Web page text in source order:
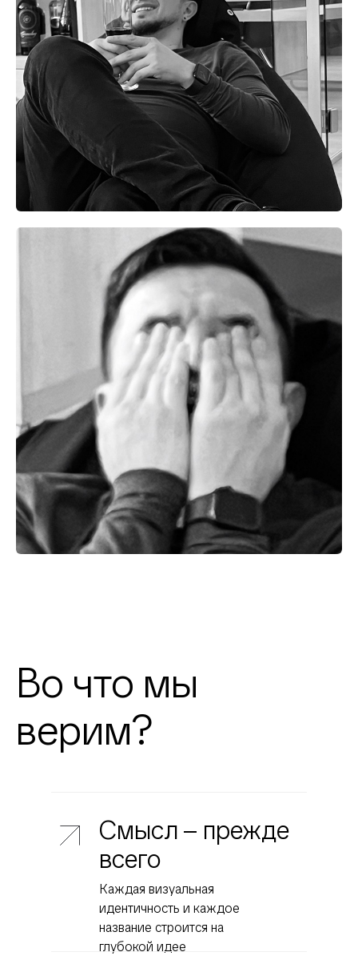
Во что мы
верим?
Каждая визуальная
идентичность и каждое
название строится на
глубокой идее
Смысл – прежде
всего